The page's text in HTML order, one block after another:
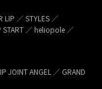
LIP ／ STYLES ／
START ／ heliopole ／
JOINT ANGEL ／ GRAND